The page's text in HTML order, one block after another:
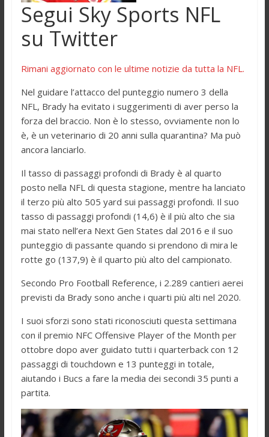
Segui Sky Sports NFL
su Twitter
Rimani aggiornato con le ultime notizie da tutta la NFL.
Nel guidare l’attacco del punteggio numero 3 della
NFL, Brady ha evitato i suggerimenti di aver perso la
forza del braccio. Non è lo stesso, ovviamente non lo
è, è un veterinario di 20 anni sulla quarantina? Ma può
ancora lanciarlo.
Il tasso di passaggi profondi di Brady è al quarto
posto nella NFL di questa stagione, mentre ha lanciato
il terzo più alto 505 yard sui passaggi profondi. Il suo
tasso di passaggi profondi (14,6) è il più alto che sia
mai stato nell’era Next Gen States dal 2016 e il suo
punteggio di passante quando si prendono di mira le
rotte go (137,9) è il quarto più alto del campionato.
Secondo Pro Football Reference, i 2.289 cantieri aerei
previsti da Brady sono anche i quarti più alti nel 2020.
I suoi sforzi sono stati riconosciuti questa settimana
con il premio NFC Offensive Player of the Month per
ottobre dopo aver guidato tutti i quarterback con 12
passaggi di touchdown e 13 punteggi in totale,
aiutando i Bucs a fare la media dei secondi 35 punti a
partita.